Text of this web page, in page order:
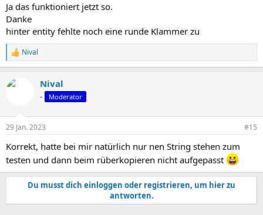
Ja das funktioniert jetzt so.
Danke
hinter entity fehlte noch eine runde Klammer zu
R
e
k
e
:
Nival
Nival
- Moderator
29 Jan. 2023 #15
Korrekt, hatte bei mir natürlich nur nen String stehen zum
testen und dann beim rüberkopieren nicht aufgepasst
Du musst dich einloggen oder registrieren, um hier zu
antworten.